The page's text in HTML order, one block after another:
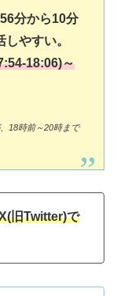
分から10分
やすい。
18:06)～
18時前～20時まで
旧Twitter)で